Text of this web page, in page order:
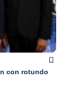
con rotundo